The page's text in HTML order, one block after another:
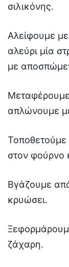
σιλικόνης.
Αλείφουμε
αλεύρι μία
με
απλώνουμε
στον φούρνο
Βγάζουμε
κρυώσει.
ζάχαρη.